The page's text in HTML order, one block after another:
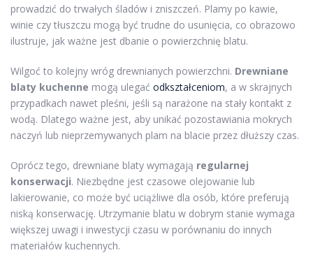
prowadzić do trwałych śladów i zniszczeń. Plamy po kawie,
winie czy tłuszczu mogą być trudne do usunięcia, co obrazowo
ilustruje, jak ważne jest dbanie o powierzchnię blatu.
Wilgoć to kolejny wróg drewnianych powierzchni. Drewniane
blaty kuchenne mogą ulegać odkształceniom, a w skrajnych
przypadkach nawet pleśni, jeśli są narażone na stały kontakt z
wodą. Dlatego ważne jest, aby unikać pozostawiania mokrych
naczyń lub nieprzemywanych plam na blacie przez dłuższy czas.
Oprócz tego, drewniane blaty wymagają regularnej
konserwacji. Niezbędne jest czasowe olejowanie lub
lakierowanie, co może być uciążliwe dla osób, które preferują
niską konserwację. Utrzymanie blatu w dobrym stanie wymaga
większej uwagi i inwestycji czasu w porównaniu do innych
materiałów kuchennych.